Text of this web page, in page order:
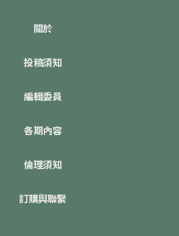
關於
投稿須知
編輯委員
各期內容
倫理須知
訂購與聯繫